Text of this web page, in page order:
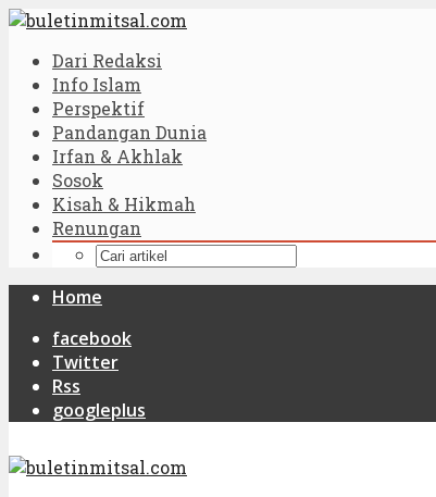
Dari Redaksi
Info Islam
Perspektif
Pandangan Dunia
Irfan & Akhlak
Sosok
Kisah & Hikmah
Renungan
Home
facebook
Twitter
Rss
googleplus